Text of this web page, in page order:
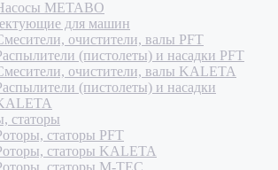
METABO
для машин
очистители, валы PFT
(пистолеты) и насадки PFT
очистители, валы KALETA
(пистолеты) и насадки
статоры
статоры PFT
статоры KALETA